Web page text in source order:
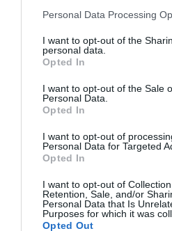
Personal Data Processing
I want to opt-out of the
personal data.
Opted In
I want to opt-out of the Sale
Personal Data.
Opted In
I want to opt-out of
Personal Data for Targeted
Opted In
I want to opt-out of
Retention, Sale, and/or
Personal Data that Is
Purposes for which it was
Opted Out
tiempo estimado 2 heures 20
Prendre la direction
Rennbahn
Johannes-Paul-II.-Straße
Prendreà droitesurKlappergasse
Prendreà gauche
Prendreà gauchesurLöhergraben
Prendreà droitesur Mörgensstraße
Continuer surKrakaustraße